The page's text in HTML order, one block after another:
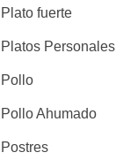
Plato fuerte
Platos Personales
Pollo
Pollo Ahumado
Postres